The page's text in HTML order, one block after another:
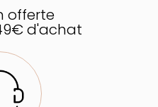
offerte
d'achat